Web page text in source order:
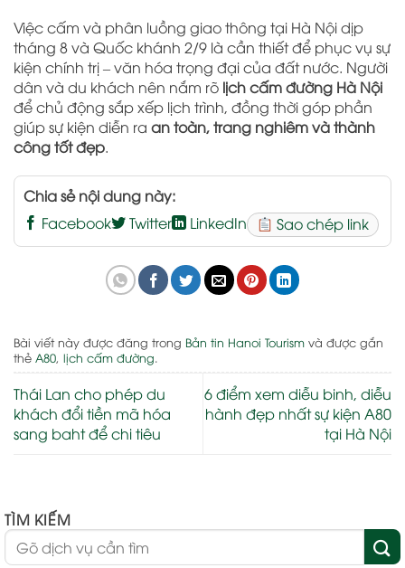
Việc cấm và phân luồng giao thông tại Hà Nội dịp
tháng 8 và Quốc khánh 2/9 là cần thiết để phục vụ sự
kiện chính trị – văn hóa trọng đại của đất nước. Người
dân và du khách nên nắm rõ lịch cấm đường Hà Nội
để chủ động sắp xếp lịch trình, đồng thời góp phần
giúp sự kiện diễn ra an toàn, trang nghiêm và thành
công tốt đẹp.
Chia sẻ nội dung này:
Facebook
Twitter LinkedIn Sao chép link
Bài viết này được đăng trong Bản tin Hanoi Tourism và được gắn
thẻ A80 lịch cấm đường
Thái Lan cho phép du
khách đổi tiền mã hóa
sang baht để chi tiêu
6 điểm xem diễu binh, diễu
hành đẹp nhất sự kiện A80
tại Hà Nội
TÌM KIẾM